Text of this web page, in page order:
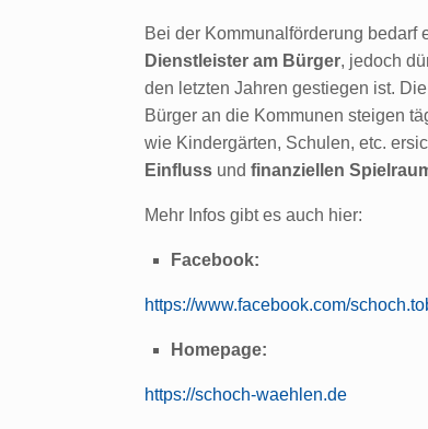
Bei der Kommunalförderung bedarf
Dienstleister am Bürger, jedoch
den letzten Jahren gestiegen ist.
Bürger an die Kommunen steigen
wie Kindergärten, Schulen, etc.
Einfluss und finanziellen
Mehr Infos gibt es auch hier:
Facebook:
https://www.facebook.com/
Homepage:
https://schoch-waehlen.de